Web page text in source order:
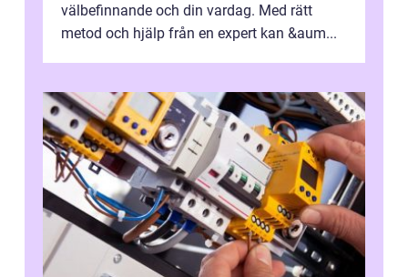
välbefinnande och din vardag. Med rätt
metod och hjälp från en expert kan &aum...